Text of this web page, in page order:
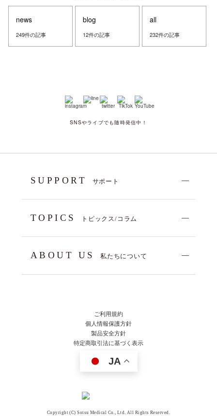
news
249件の記事
blog
12件の記事
all
232件の記事
SNSやライブでも随時発信中！
SUPPORT サポート
TOPICS トピックス/コラム
ABOUT US 私たちについて
ご利用規約
個人情報保護方針
製品安全方針
特定商取引法に基づく表示
JA
Copyright (C) Sotsu Medical Co., Ltd. All Rights Reserved.